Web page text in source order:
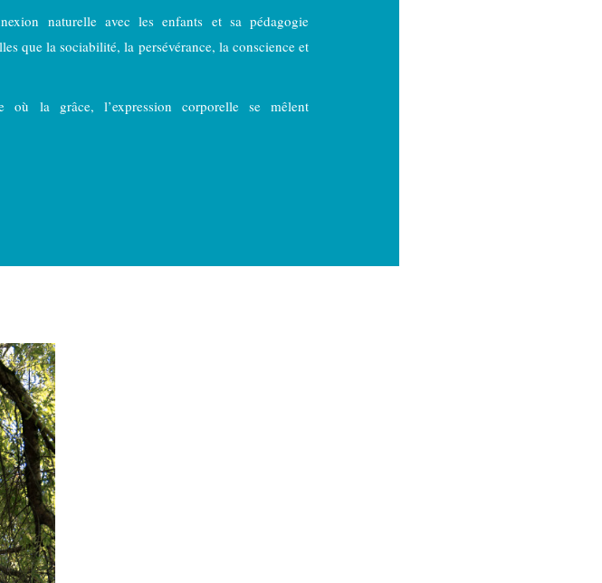
naturelle avec les enfants et sa pédagogie
que la sociabilité, la persévérance, la conscience et
où la grâce, l’expression corporelle se mêlent